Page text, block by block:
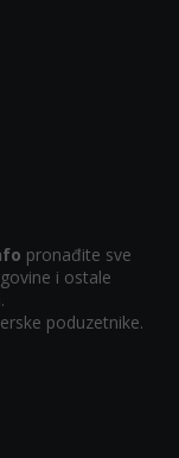
pronađite sve
i ostale
poduzetnike.